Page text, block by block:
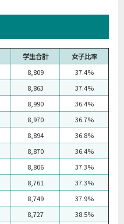
学生合計
女子比率
8,809
37.4%
8,863
37.4%
8,990
36.4%
8,970
36.7%
8,894
36.8%
8,870
36.4%
8,806
37.3%
8,761
37.3%
8,749
37.9%
8,727
38.5%